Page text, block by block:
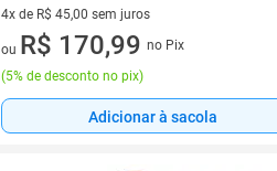
4x de R$ 45,00 sem juros
4 vez de R$ 45,00 sem juros
ou R$ 170,99 no Pix
(5% de desconto no pix)
Adicionar à sacola